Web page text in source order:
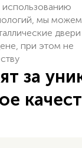
использованию
мы можем
двери
при этом не
за